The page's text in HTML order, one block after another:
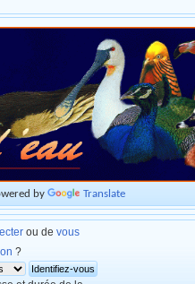
by Translate
ou de vous
?